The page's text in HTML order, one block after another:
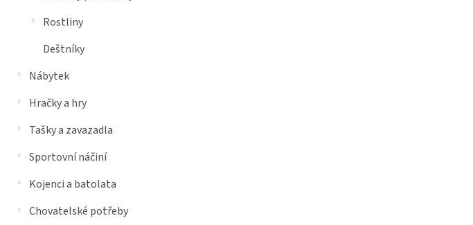
Rostliny
Deštníky
Nábytek
Hračky a hry
Tašky a zavazadla
Sportovní náčiní
Kojenci a batolata
Chovatelské potřeby